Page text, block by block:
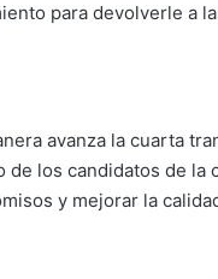
para devolverle a
avanza la cuarta
los candidatos de
y mejorar la